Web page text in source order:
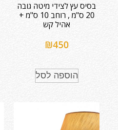
בסיס עץ לצידי מיטה גובה
20 ס"מ , רוחב 10 ס"מ +
אהיל קש
₪450
הוספה לסל